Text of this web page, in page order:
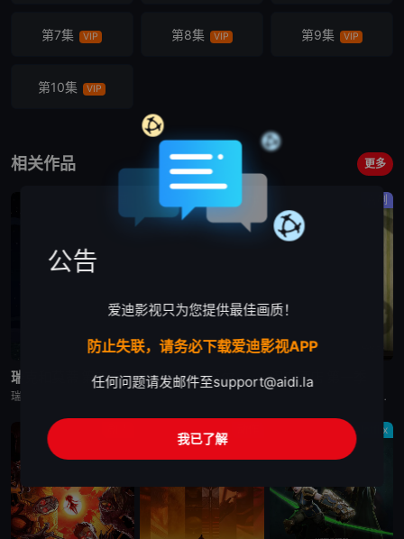
第7集 VIP 第8集 VIP 第9集 VIP
第10集 VIP
相关作品 更多
已完结
瑞克和莫蒂 第四季
动作
完结
星球大战：摩尔-暗影之王
喜剧
闹鬼酒店 第一季
一位单亲妈妈带着两个小孩经营一间闹鬼的酒店，她的哥哥也是酒店里的鬼魂之一。
Netflix
公告
爱迪影视只为您提供最佳画质！
防止失联，请务必下载爱迪影视APP
任何问题请发邮件至support@aidi.la
我已了解